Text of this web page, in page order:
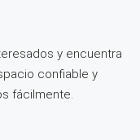
y encuentra
confiable y
fácilmente.